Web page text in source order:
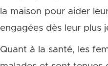
la maison pour aider
engagées dès leur plus
Quant à la santé, les